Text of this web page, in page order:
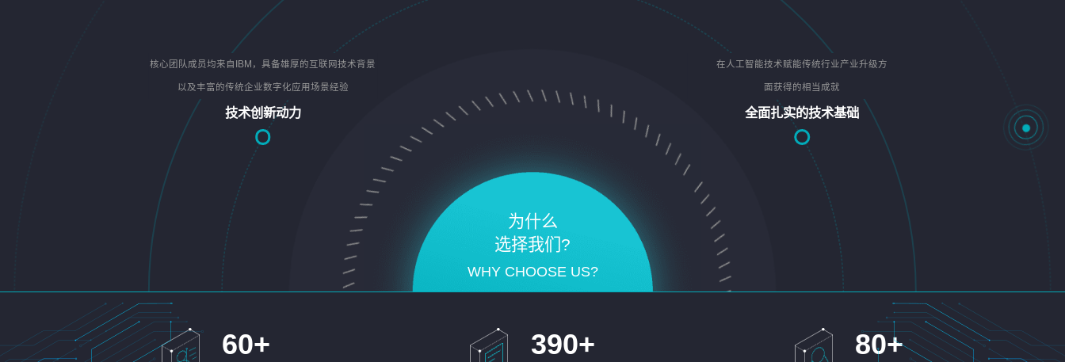
为什么
选择我们?
WHY CHOOSE US?
核心团队成员均来自IBM，具备雄厚的互联网技术背景
以及丰富的传统企业数字化应用场景经验
技术创新动力
在人工智能技术赋能传统行业产业升级方
面获得的相当成就
全面扎实的技术基础
60+ 390+ 80+